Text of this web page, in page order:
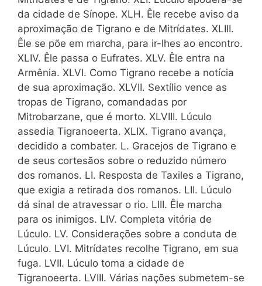
da cidade de Sínope. XLH. Êle recebe aviso da
aproximação de Tigrano e de Mitrídates. XLIII.
Êle se põe em marcha, para ir-lhes ao encontro.
XLIV. Êle passa o Eufrates. XLV. Êle entra na
Armênia. XLVI. Como Tigrano recebe a notícia
de sua aproximação. XLVII. Sextílio vence as
tropas de Tigrano, comandadas por
Mitrobarzane, que é morto. XLVIII. Lúculo
assedia Tigranoeerta. XLIX. Tigrano avança,
decidido a combater. L. Gracejos de Tigrano e
de seus cortesãos sobre o reduzido número
dos romanos. LI. Resposta de Taxiles a Tigrano,
que exigia a retirada dos romanos. LII. Lúculo
dá sinal de atravessar o rio. LIII. Êle marcha
para os inimigos. LIV. Completa vitória de
Lúculo. LV. Considerações sobre a conduta de
Lúculo. LVI. Mitrídates recolhe Tigrano, em sua
fuga. LVII. Lúculo toma a cidade de
Tigranoeerta. LVIII. Várias nações submetem-se